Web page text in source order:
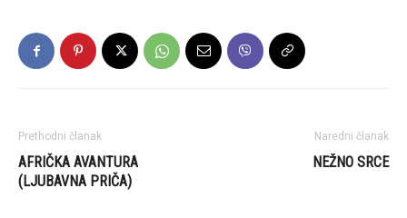
Prethodni članak
AFRIČKA AVANTURA
(LJUBAVNA PRIČA)
Naredni članak
NEŽNO SRCE